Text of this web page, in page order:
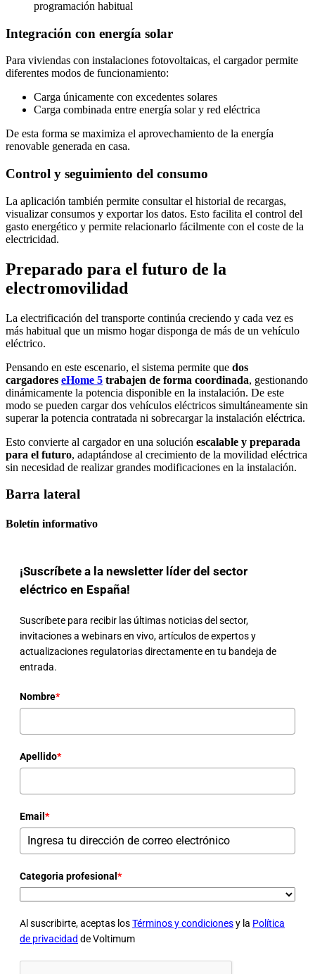
programación habitual
Integración con energía solar
Para viviendas con instalaciones fotovoltaicas, el cargador permite
diferentes modos de funcionamiento:
Carga únicamente con excedentes solares
Carga combinada entre energía solar y red eléctrica
De esta forma se maximiza el aprovechamiento de la energía
renovable generada en casa.
Control y seguimiento del consumo
La aplicación también permite consultar el historial de recargas,
visualizar consumos y exportar los datos. Esto facilita el control del
gasto energético y permite relacionarlo fácilmente con el coste de la
electricidad.
Preparado para el futuro de la
electromovilidad
La electrificación del transporte continúa creciendo y cada vez es
más habitual que un mismo hogar disponga de más de un vehículo
eléctrico.
Pensando en este escenario, el sistema permite que dos
cargadores eHome 5 trabajen de forma coordinada, gestionando
dinámicamente la potencia disponible en la instalación. De este
modo se pueden cargar dos vehículos eléctricos simultáneamente sin
superar la potencia contratada ni sobrecargar la instalación eléctrica.
Esto convierte al cargador en una solución escalable y preparada
para el futuro, adaptándose al crecimiento de la movilidad eléctrica
sin necesidad de realizar grandes modificaciones en la instalación.
Barra lateral
Boletín informativo
¡Suscríbete a la newsletter líder del sector
eléctrico en España!
Suscríbete para recibir las últimas noticias del sector,
invitaciones a webinars en vivo, artículos de expertos y
actualizaciones regulatorias directamente en tu bandeja de
entrada.
Nombre*
Apellido*
Email *
Categoria profesional *
Al suscribirte, aceptas losTérminos y condicionesy la Política
de privacidad de Voltimum